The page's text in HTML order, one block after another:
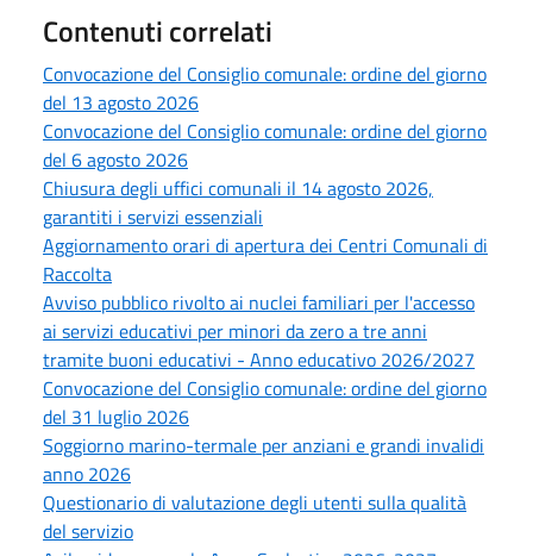
Contenuti correlati
Convocazione del Consiglio comunale: ordine del giorno
del 13 agosto 2026
Convocazione del Consiglio comunale: ordine del giorno
del 6 agosto 2026
Chiusura degli uffici comunali il 14 agosto 2026,
garantiti i servizi essenziali
Aggiornamento orari di apertura dei Centri Comunali di
Raccolta
Avviso pubblico rivolto ai nuclei familiari per l'accesso
ai servizi educativi per minori da zero a tre anni
tramite buoni educativi - Anno educativo 2026/2027
Convocazione del Consiglio comunale: ordine del giorno
del 31 luglio 2026
Soggiorno marino-termale per anziani e grandi invalidi
anno 2026
Questionario di valutazione degli utenti sulla qualità
del servizio